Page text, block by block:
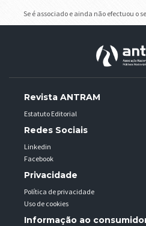
Se é associado e ainda não efectuou o
Revista ANTRAM
Estatuto Editorial
Redes Sociais
Linkedin
Facebook
Privacidade
Política de privacidade
Uso de cookies
Informação ao